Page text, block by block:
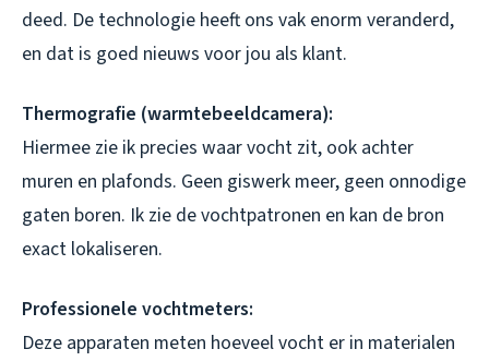
deed. De technologie heeft ons vak enorm veranderd,
en dat is goed nieuws voor jou als klant.
Thermografie (warmtebeeldcamera):
Hiermee zie ik precies waar vocht zit, ook achter
muren en plafonds. Geen giswerk meer, geen onnodige
gaten boren. Ik zie de vochtpatronen en kan de bron
exact lokaliseren.
Professionele vochtmeters:
Deze apparaten meten hoeveel vocht er in materialen